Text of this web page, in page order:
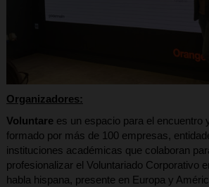
Organizadores:
Voluntarees un espacio para el encuentro
formado por más de 100 empresas,
instituciones académicas que colaboran
profesionalizar el Voluntariado Corporativo
habla hispana, presente en Europa y